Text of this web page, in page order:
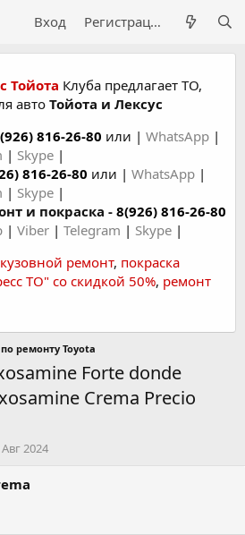
Вход Регистрация
Тойота Клуба предлагает ТО,
авто Тойота и Лексус
816-26-80 или | WhatsApp |
| Skype |
816-26-80 или | WhatsApp |
| Skype |
и покраска - 8(926) 816-26-80
| Viber | Telegram | Skype |
кузовной ремонт, покраска
ТО" со скидкой 50%, ремонт
ремонту Toyota
Forte donde
Crema Precio
2024